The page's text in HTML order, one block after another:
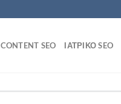
CONTENT SEO ΙΑΤΡΙΚΌ SEO